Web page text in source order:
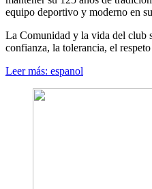
equipo deportivo y moderno en
La Comunidad y la vida del club
confianza, la tolerancia, el
Leer más: espanol